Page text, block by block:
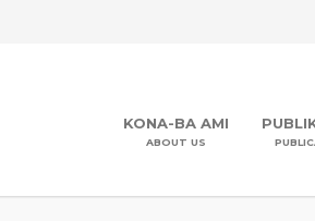
KONA-BA AMI
ABOUT US